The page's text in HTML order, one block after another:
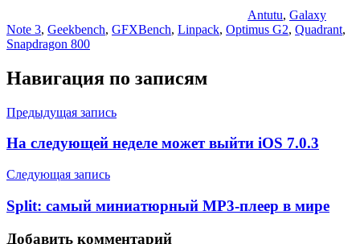
Antutu, Galaxy
Note 3, Geekbench, GFXBench, Linpack, Optimus G2, Quadrant,
Snapdragon 800
Навигация по записям
Предыдущая запись
На следующей неделе может выйти iOS 7.0.3
Следующая запись
Split: самый миниатюрный MP3‐плеер в мире
Добавить комментарий